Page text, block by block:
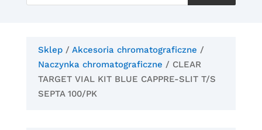
Sklep/ Akcesoria chromatograficzne /
Naczynka chromatograficzne / CLEAR
TARGET VIAL KIT BLUE CAPPRE-SLIT T/S
SEPTA 100/PK